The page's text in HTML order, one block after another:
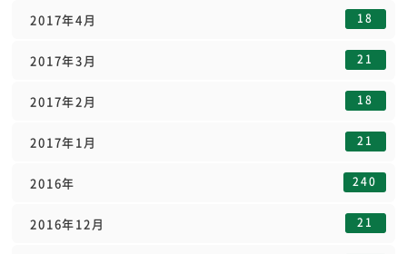
2017年4月 18
2017年3月 21
2017年2月 18
2017年1月 21
2016年 240
2016年12月 21